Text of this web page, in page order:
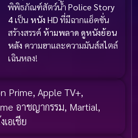
พิพิธภัณฑ์สัตว์น้ำ Police Story
4 เป็น หนัง HD ที่มีฉากแอ็คชั่น
สร้างสรรค์ห้ามพลาด ดูหนังย้อน
หลัง ความฮาและความมันส์สไตล์
เฉินหลง!
Prime,Apple TV+,
อาชญากรรม, Martial,
อเชีย